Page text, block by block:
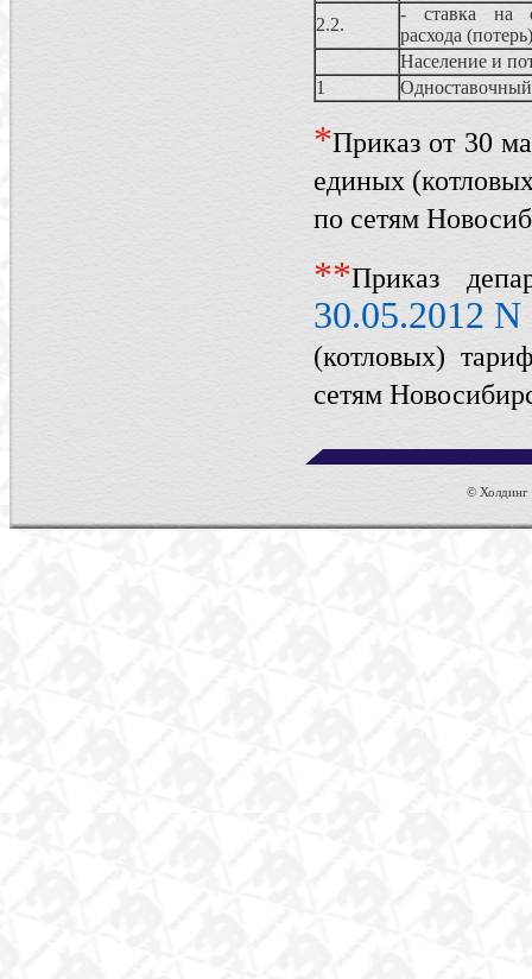
2.2.
- ставка на
расхода
Население и
1
*Приказ от 30
единых
по сетям
**Приказ
30.05.2012
(котловых)
сетям
© Холдинг